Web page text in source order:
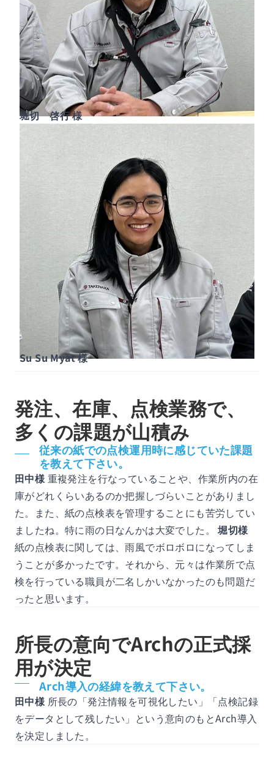
堀切 啓行 様
Su Su Myat 様
発注、在庫、点検業務で、
多くの課題が山積み
従来の紙での点検運用時に感じていた課題
を教えて下さい。
田中様重複発注を行なっていることや、作業所内の在
庫がどれくらいあるのか把握しづらいことがありまし
た。また、紙の点検表を管理することにも苦労してい
ましたね。特に雨の日なんかは大変でした。堀切様
紙の点検表に関しては、雨風でボロボロになってしま
うことが多かったです。それから、元々は作業所で点
検を行っている職員が二名しかいなかったのも問題だ
ったと思います。
所長の意向でArchの正式採
用が決定
Arch導入の経緯を教えて下さい。
田中様所長の「発注情報を可視化したい」「点検記録
をデータとして残したい」という意向のもとArch導入
を決定しました。